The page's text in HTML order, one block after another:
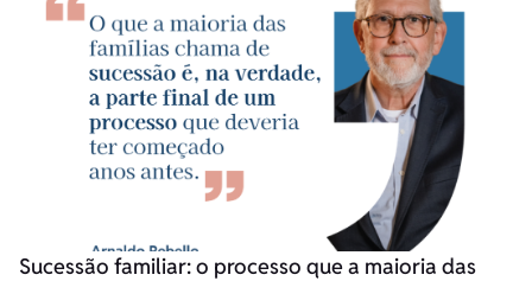
Sucessão familiar: o processo que a maioria das